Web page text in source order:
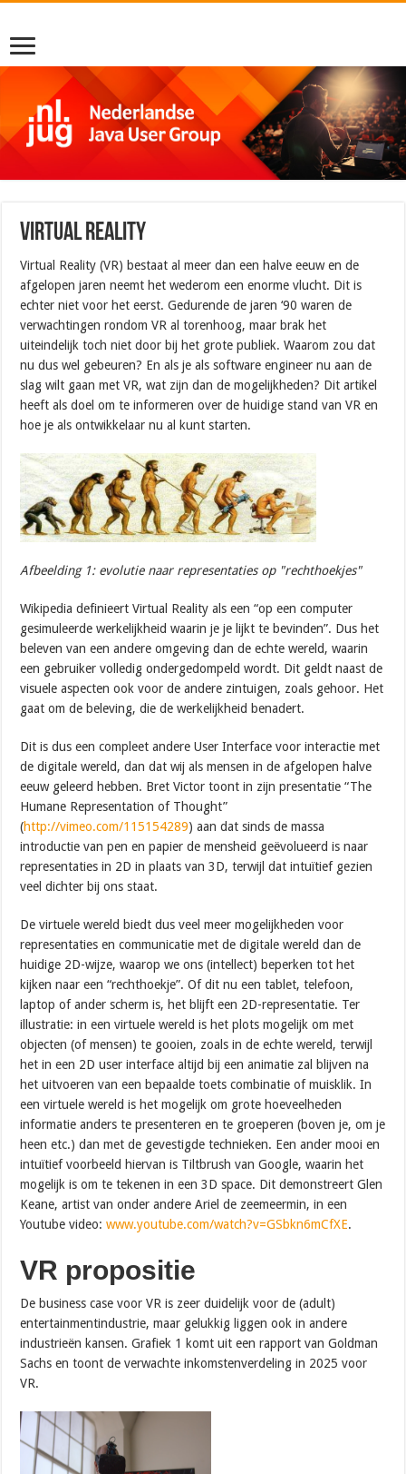
Virtual Reality
Virtual Reality (VR) bestaat al meer dan een halve eeuw en de
afgelopen jaren neemt het wederom een enorme vlucht. Dit is
echter niet voor het eerst. Gedurende de jaren ‘90 waren de
verwachtingen rondom VR al torenhoog, maar brak het
uiteindelijk toch niet door bij het grote publiek. Waarom zou dat
nu dus wel gebeuren? En als je als software engineer nu aan de
slag wilt gaan met VR, wat zijn dan de mogelijkheden? Dit artikel
heeft als doel om te informeren over de huidige stand van VR en
hoe je als ontwikkelaar nu al kunt starten.
Afbeelding 1: evolutie naar representaties op "rechthoekjes"
Wikipedia definieert Virtual Reality als een “op een computer
gesimuleerde werkelijkheid waarin je je lijkt te bevinden”. Dus het
beleven van een andere omgeving dan de echte wereld, waarin
een gebruiker volledig ondergedompeld wordt. Dit geldt naast de
visuele aspecten ook voor de andere zintuigen, zoals gehoor. Het
gaat om de beleving, die de werkelijkheid benadert.
Dit is dus een compleet andere User Interface voor interactie met
de digitale wereld, dan dat wij als mensen in de afgelopen halve
eeuw geleerd hebben. Bret Victor toont in zijn presentatie “The
Humane Representation of Thought”
(http://vimeo.com/115154289) aan dat sinds de massa
introductie van pen en papier de mensheid geëvolueerd is naar
representaties in 2D in plaats van 3D, terwijl dat intuïtief gezien
veel dichter bij ons staat.
De virtuele wereld biedt dus veel meer mogelijkheden voor
representaties en communicatie met de digitale wereld dan de
huidige 2D-wijze, waarop we ons (intellect) beperken tot het
kijken naar een “rechthoekje”. Of dit nu een tablet, telefoon,
laptop of ander scherm is, het blijft een 2D-representatie. Ter
illustratie: in een virtuele wereld is het plots mogelijk om met
objecten (of mensen) te gooien, zoals in de echte wereld, terwijl
het in een 2D user interface altijd bij een animatie zal blijven na
het uitvoeren van een bepaalde toets combinatie of muisklik. In
een virtuele wereld is het mogelijk om grote hoeveelheden
informatie anders te presenteren en te groeperen (boven je, om je
heen etc.) dan met de gevestigde technieken. Een ander mooi en
intuïtief voorbeeld hiervan is Tiltbrush van Google, waarin het
mogelijk is om te tekenen in een 3D space. Dit demonstreert Glen
Keane, artist van onder andere Ariel de zeemeermin, in een
Youtube video:www.youtube.com/watch?v=GSbkn6mCfXE.
VR propositie
De business case voor VR is zeer duidelijk voor de (adult)
entertainmentindustrie, maar gelukkig liggen ook in andere
industrieën kansen. Grafiek 1 komt uit een rapport van Goldman
Sachs en toont de verwachte inkomstenverdeling in 2025 voor
VR.